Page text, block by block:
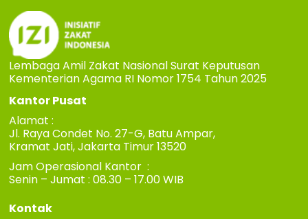
Lembaga Amil Zakat Nasional Surat Keputusan
Kementerian Agama RI Nomor 1754 Tahun 2025
Kantor Pusat
Alamat :
Jl. Raya Condet No. 27-G, Batu Ampar,
Kramat Jati, Jakarta Timur 13520
Jam Operasional Kantor :
Senin – Jumat : 08.30 – 17.00 WIB
Kontak